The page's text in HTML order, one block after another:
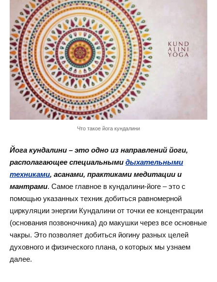
Что такое йога кундалини
Йога кундалини – это одно из направлений йоги,
располагающее специальными дыхательными
техниками, асанами, практиками медитации и
мантрами. Самое главное в кундалини-йоге – это с
помощью указанных техник добиться равномерной
циркуляции энергии Кундалини от точки ее концентрации
(основания позвоночника) до макушки через все основные
чакры. Это позволяет добиться йогину разных целей
духовного и физического плана, о которых мы узнаем
далее.